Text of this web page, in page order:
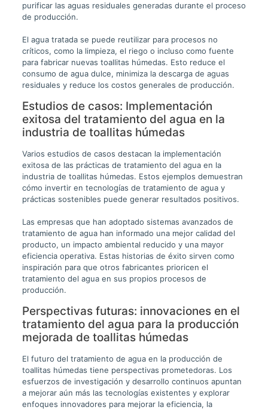
purificar las aguas residuales generadas durante el proceso
de producción.
El agua tratada se puede reutilizar para procesos no
críticos, como la limpieza, el riego o incluso como fuente
para fabricar nuevas toallitas húmedas. Esto reduce el
consumo de agua dulce, minimiza la descarga de aguas
residuales y reduce los costos generales de producción.
Estudios de casos: Implementación
exitosa del tratamiento del agua en la
industria de toallitas húmedas
Varios estudios de casos destacan la implementación
exitosa de las prácticas de tratamiento del agua en la
industria de toallitas húmedas. Estos ejemplos demuestran
cómo invertir en tecnologías de tratamiento de agua y
prácticas sostenibles puede generar resultados positivos.
Las empresas que han adoptado sistemas avanzados de
tratamiento de agua han informado una mejor calidad del
producto, un impacto ambiental reducido y una mayor
eficiencia operativa. Estas historias de éxito sirven como
inspiración para que otros fabricantes prioricen el
tratamiento del agua en sus propios procesos de
producción.
Perspectivas futuras: innovaciones en el
tratamiento del agua para la producción
mejorada de toallitas húmedas
El futuro del tratamiento de agua en la producción de
toallitas húmedas tiene perspectivas prometedoras. Los
esfuerzos de investigación y desarrollo continuos apuntan
a mejorar aún más las tecnologías existentes y explorar
enfoques innovadores para mejorar la eficiencia, la